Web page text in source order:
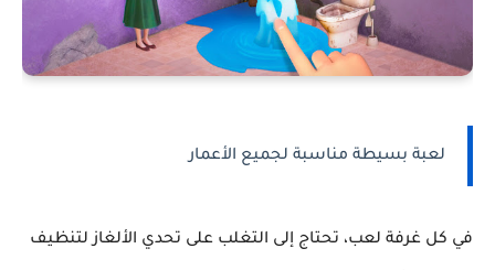
لعبة بسيطة مناسبة لجميع الأعمار
في كل غرفة لعب، تحتاج إلى التغلب على تحدي الألغاز لتنظيف